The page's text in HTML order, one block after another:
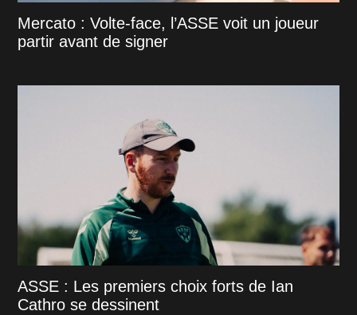
Mercato : Volte-face, l’ASSE voit un joueur
partir avant de signer
ASSE : Les premiers choix forts de Ian
Cathro se dessinent